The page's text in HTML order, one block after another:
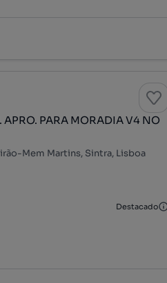
PARA MORADIA V4 NO
Mem Martins, Sintra, Lisboa
Destacado